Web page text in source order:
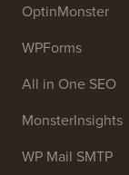
OptinMonster
WPForms
All in One SEO
MonsterInsights
WP Mail SMTP